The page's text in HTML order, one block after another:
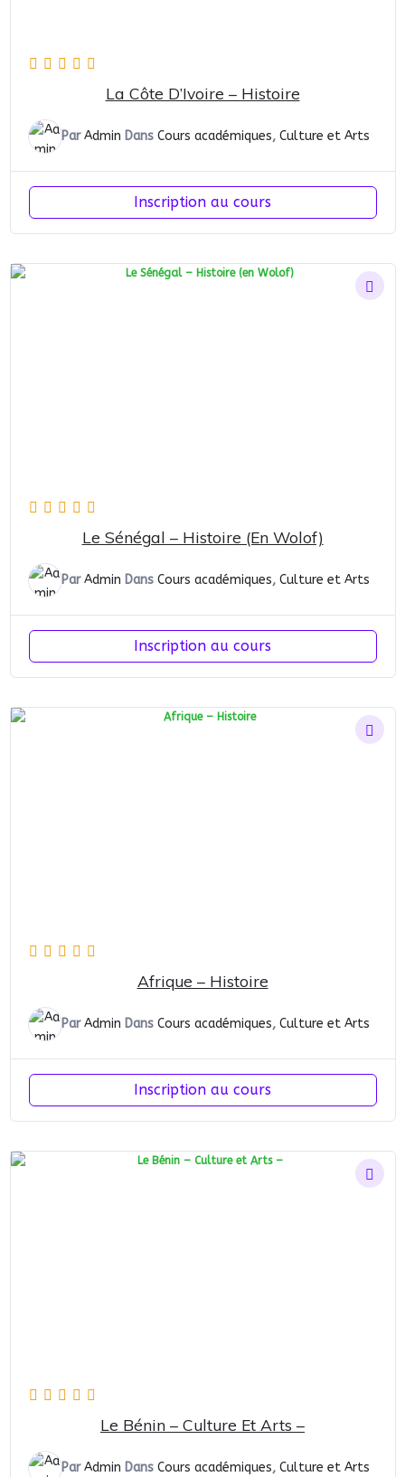
La Côte D’Ivoire – Histoire
ParAdmin Dans Cours académiques, Culture et Arts
Inscription au cours
Le Sénégal – Histoire (en Wolof)
ParAdmin Dans Cours académiques, Culture et Arts
Inscription au cours
Afrique – Histoire
ParAdmin Dans Cours académiques, Culture et Arts
Inscription au cours
Le Bénin – Culture Et Arts –
ParAdmin Dans Cours académiques, Culture et Arts